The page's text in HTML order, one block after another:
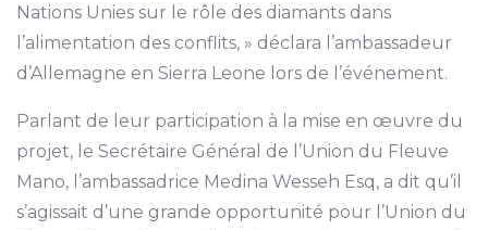
Nations Unies sur le rôle des diamants dans
l’alimentation des conflits, » déclara l’ambassadeur
d’Allemagne en Sierra Leone lors de l’événement.
Parlant de leur participation à la mise en œuvre du
projet, le Secrétaire Général de l’Union du Fleuve
Mano, l’ambassadrice Medina Wesseh Esq, a dit qu’il
s’agissait d’une grande opportunité pour l’Union du